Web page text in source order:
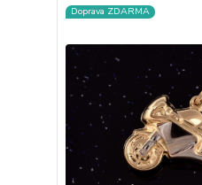
Doprava ZDARMA